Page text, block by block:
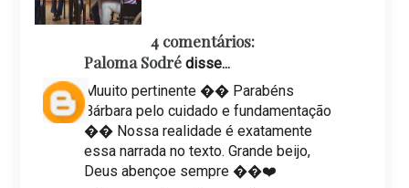
4 comentários:
Paloma Sodrédisse...
Muuito pertinente �� Parabéns
Bárbara pelo cuidado e fundamentação
�� Nossa realidade é exatamente
essa narrada no texto. Grande beijo,
Deus abençoe sempre ��❤️